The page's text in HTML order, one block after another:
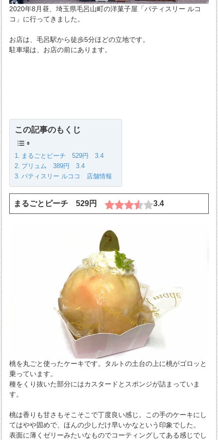
2020年8月昼、埼玉県毛呂山町の洋菓子屋「パティスリー ルコ
コ」に行ってきました。
お店は、毛呂駅から徒歩5分ほどの立地です。
駐車場は、お店の前にあります。
この記事のもくじ
まるごとピーチ 529円 3.4
プリュム 389円 3.4
パティスリー ルココ 店舗情報
まるごとピーチ 529円 3.4
桃を丸ごと使ったケーキです。タルトの土台の上に桃がゴロッと
乗っています。
種をくり抜いた部分にはカスタードとスポンジが詰まっていま
す。
桃は香りも甘さもそこそこで丁度良い感じ。この手のケーキにし
てはやや固めで、ほんの少しだけ早いかなという印象でした。
表面に薄くゼリーみたいなものでコーティングしてある感じでし